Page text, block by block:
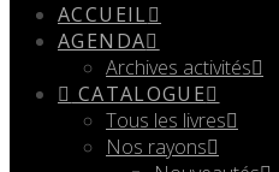
ACCUEIL
AGENDA
Archives activités
CATALOGUE
Tous les livres
Nos rayons